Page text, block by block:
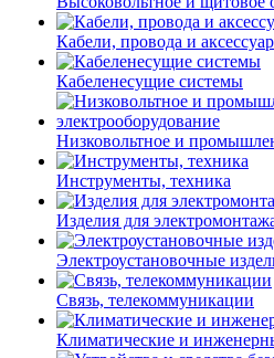
Кабели, провода и
Кабеленесущие системы
Низковольтное и
Инструменты, техника
Изделия для
Электроустановочные
Связь, телекоммуникации
Климатические и